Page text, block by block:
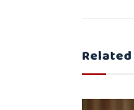
Related